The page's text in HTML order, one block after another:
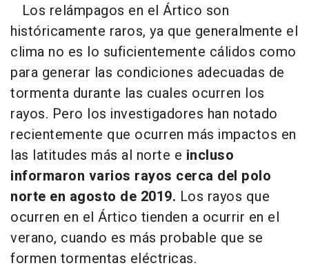
Los relámpagos en el Ártico son
históricamente raros, ya que generalmente el
clima no es lo suficientemente cálidos como
para generar las condiciones adecuadas de
tormenta durante las cuales ocurren los
rayos. Pero los investigadores han notado
recientemente que ocurren más impactos en
las latitudes más al norte e incluso
informaron varios rayos cerca del polo
norte en agosto de 2019. Los rayos que
ocurren en el Ártico tienden a ocurrir en el
verano, cuando es más probable que se
formen tormentas eléctricas.